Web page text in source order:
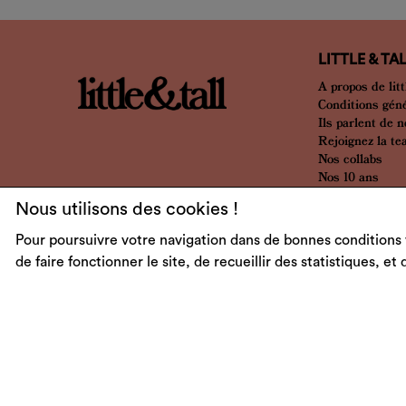
LITTLE &
A propos de
Conditions
Ils parlent de
Rejoignez la
Nos collabs
Nos 10 ans
Nous utilisons des cookies !
Pour poursuivre votre navigation dans de bonnes
de faire fonctionner le site, de recueillir des statistiques, et